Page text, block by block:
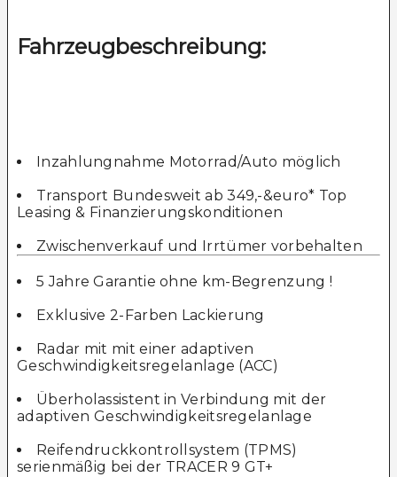
Fahrzeugbeschreibung:
Inzahlungnahme Motorrad/Auto möglich
Transport Bundesweit ab 349,-&euro* Top
Leasing & Finanzierungskonditionen
Zwischenverkauf und Irrtümer vorbehalten
5 Jahre Garantie ohne km-Begrenzung !
Exklusive 2-Farben Lackierung
Radar mit mit einer adaptiven
Geschwindigkeitsregelanlage (ACC)
Überholassistent in Verbindung mit der
adaptiven Geschwindigkeitsregelanlage
Reifendruckkontrollsystem (TPMS)
serienmäßig bei der TRACER 9 GT+